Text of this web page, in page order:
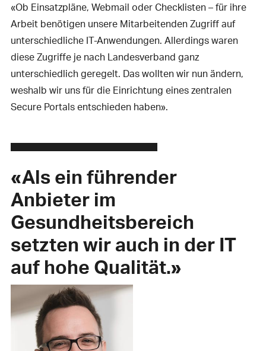
«Ob Einsatzpläne, Webmail oder Checklisten – für ihre
Arbeit benötigen unsere Mitarbeitenden Zugriff auf
unterschiedliche IT-Anwendungen. Allerdings waren
diese Zugriffe je nach Landesverband ganz
unterschiedlich geregelt. Das wollten wir nun ändern,
weshalb wir uns für die Einrichtung eines zentralen
Secure Portals entschieden haben».
«Als ein führender
Anbieter im
Gesundheitsbereich
setzten wir auch in der IT
auf hohe Qualität.»